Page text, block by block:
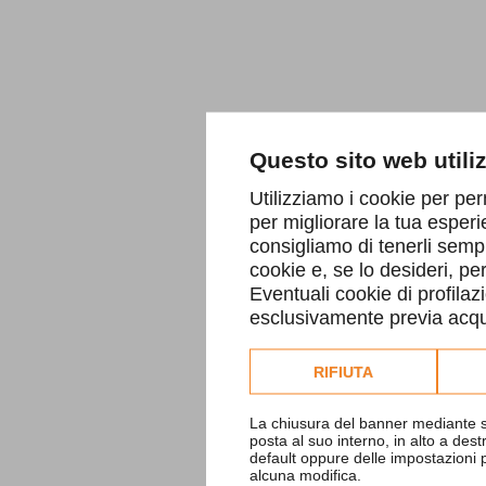
Questo sito web
Utilizziamo i cookie per
per migliorare la tua
consigliamo di tenerli
cookie e, se lo desideri,
Eventuali cookie di
esclusivamente previa
Consulta l'informativa
RIFIUTA
La chiusura del banner mediante
posta al suo interno, in alto a
default oppure delle impostazioni
alcuna modifica.